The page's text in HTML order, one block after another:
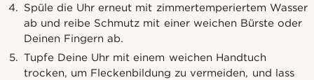
Spüle die Uhr erneut mit zimmertemperiertem Wasser
ab und reibe Schmutz mit einer weichen Bürste oder
Deinen Fingern ab.
Tupfe Deine Uhr mit einem weichen Handtuch
trocken, um Fleckenbildung zu vermeiden, und lass